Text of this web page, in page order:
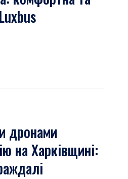
дронами
на Харківщині: